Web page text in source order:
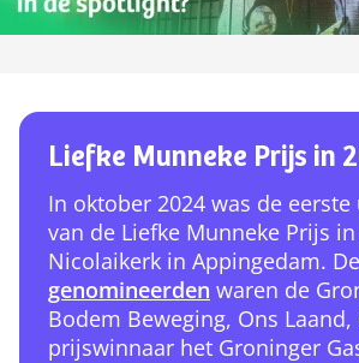
Liefke Munneke Prijs in
In oktober 2024 was de
van de Liefke Munneke Prijs
Nicolaikerk in Appingedam. De
genomineerden waren de
Bodem Beweging, Ons Laand,
prijswinnaar het Groninger